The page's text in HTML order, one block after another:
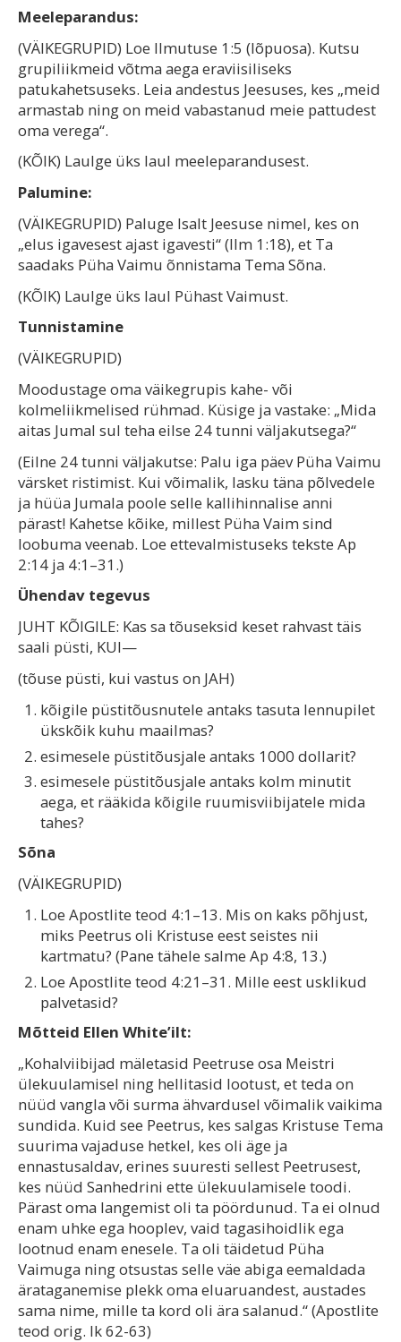
Meeleparandus:
(VÄIKEGRUPID) Loe Ilmutuse 1:5 (lõpuosa). Kutsu
grupiliikmeid võtma aega eraviisiliseks
patukahetsuseks. Leia andestus Jeesuses, kes „meid
armastab ning on meid vabastanud meie pattudest
oma verega“.
(KÕIK) Laulge üks laul meeleparandusest.
Palumine:
(VÄIKEGRUPID) Paluge Isalt Jeesuse nimel, kes on
„elus igavesest ajast igavesti“ (Ilm 1:18), et Ta
saadaks Püha Vaimu õnnistama Tema Sõna.
(KÕIK) Laulge üks laul Pühast Vaimust.
Tunnistamine
(VÄIKEGRUPID)
Moodustage oma väikegrupis kahe- või
kolmeliikmelised rühmad. Küsige ja vastake: „Mida
aitas Jumal sul teha eilse 24 tunni väljakutsega?“
(Eilne 24 tunni väljakutse: Palu iga päev Püha Vaimu
värsket ristimist. Kui võimalik, lasku täna põlvedele
ja hüüa Jumala poole selle kallihinnalise anni
pärast! Kahetse kõike, millest Püha Vaim sind
loobuma veenab. Loe ettevalmistuseks tekste Ap
2:14 ja 4:1–31.)
Ühendav tegevus
JUHT KÕIGILE: Kas sa tõuseksid keset rahvast täis
saali püsti, KUI—
(tõuse püsti, kui vastus on JAH)
kõigile püstitõusnutele antaks tasuta lennupilet
ükskõik kuhu maailmas?
esimesele püstitõusjale antaks 1000 dollarit?
esimesele püstitõusjale antaks kolm minutit
aega, et rääkida kõigile ruumisviibijatele mida
tahes?
Sõna
(VÄIKEGRUPID)
Loe Apostlite teod 4:1–13. Mis on kaks põhjust,
miks Peetrus oli Kristuse eest seistes nii
kartmatu? (Pane tähele salme Ap 4:8, 13.)
Loe Apostlite teod 4:21–31. Mille eest usklikud
palvetasid?
Mõtteid Ellen White’ilt:
„Kohalviibijad mäletasid Peetruse osa Meistri
ülekuulamisel ning hellitasid lootust, et teda on
nüüd vangla või surma ähvardusel võimalik vaikima
sundida. Kuid see Peetrus, kes salgas Kristuse Tema
suurima vajaduse hetkel, kes oli äge ja
ennastusaldav, erines suuresti sellest Peetrusest,
kes nüüd Sanhedrini ette ülekuulamisele toodi.
Pärast oma langemist oli ta pöördunud. Ta ei olnud
enam uhke ega hooplev, vaid tagasihoidlik ega
lootnud enam enesele. Ta oli täidetud Püha
Vaimuga ning otsustas selle väe abiga eemaldada
ärataganemise plekk oma eluaruandest, austades
sama nime, mille ta kord oli ära salanud.“ (Apostlite
teod orig. lk 62-63)